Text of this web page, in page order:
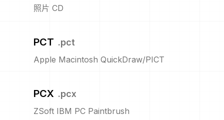
照片 CD
PCT .pct
Apple Macintosh QuickDraw/PICT
PCX .pcx
ZSoft IBM PC Paintbrush